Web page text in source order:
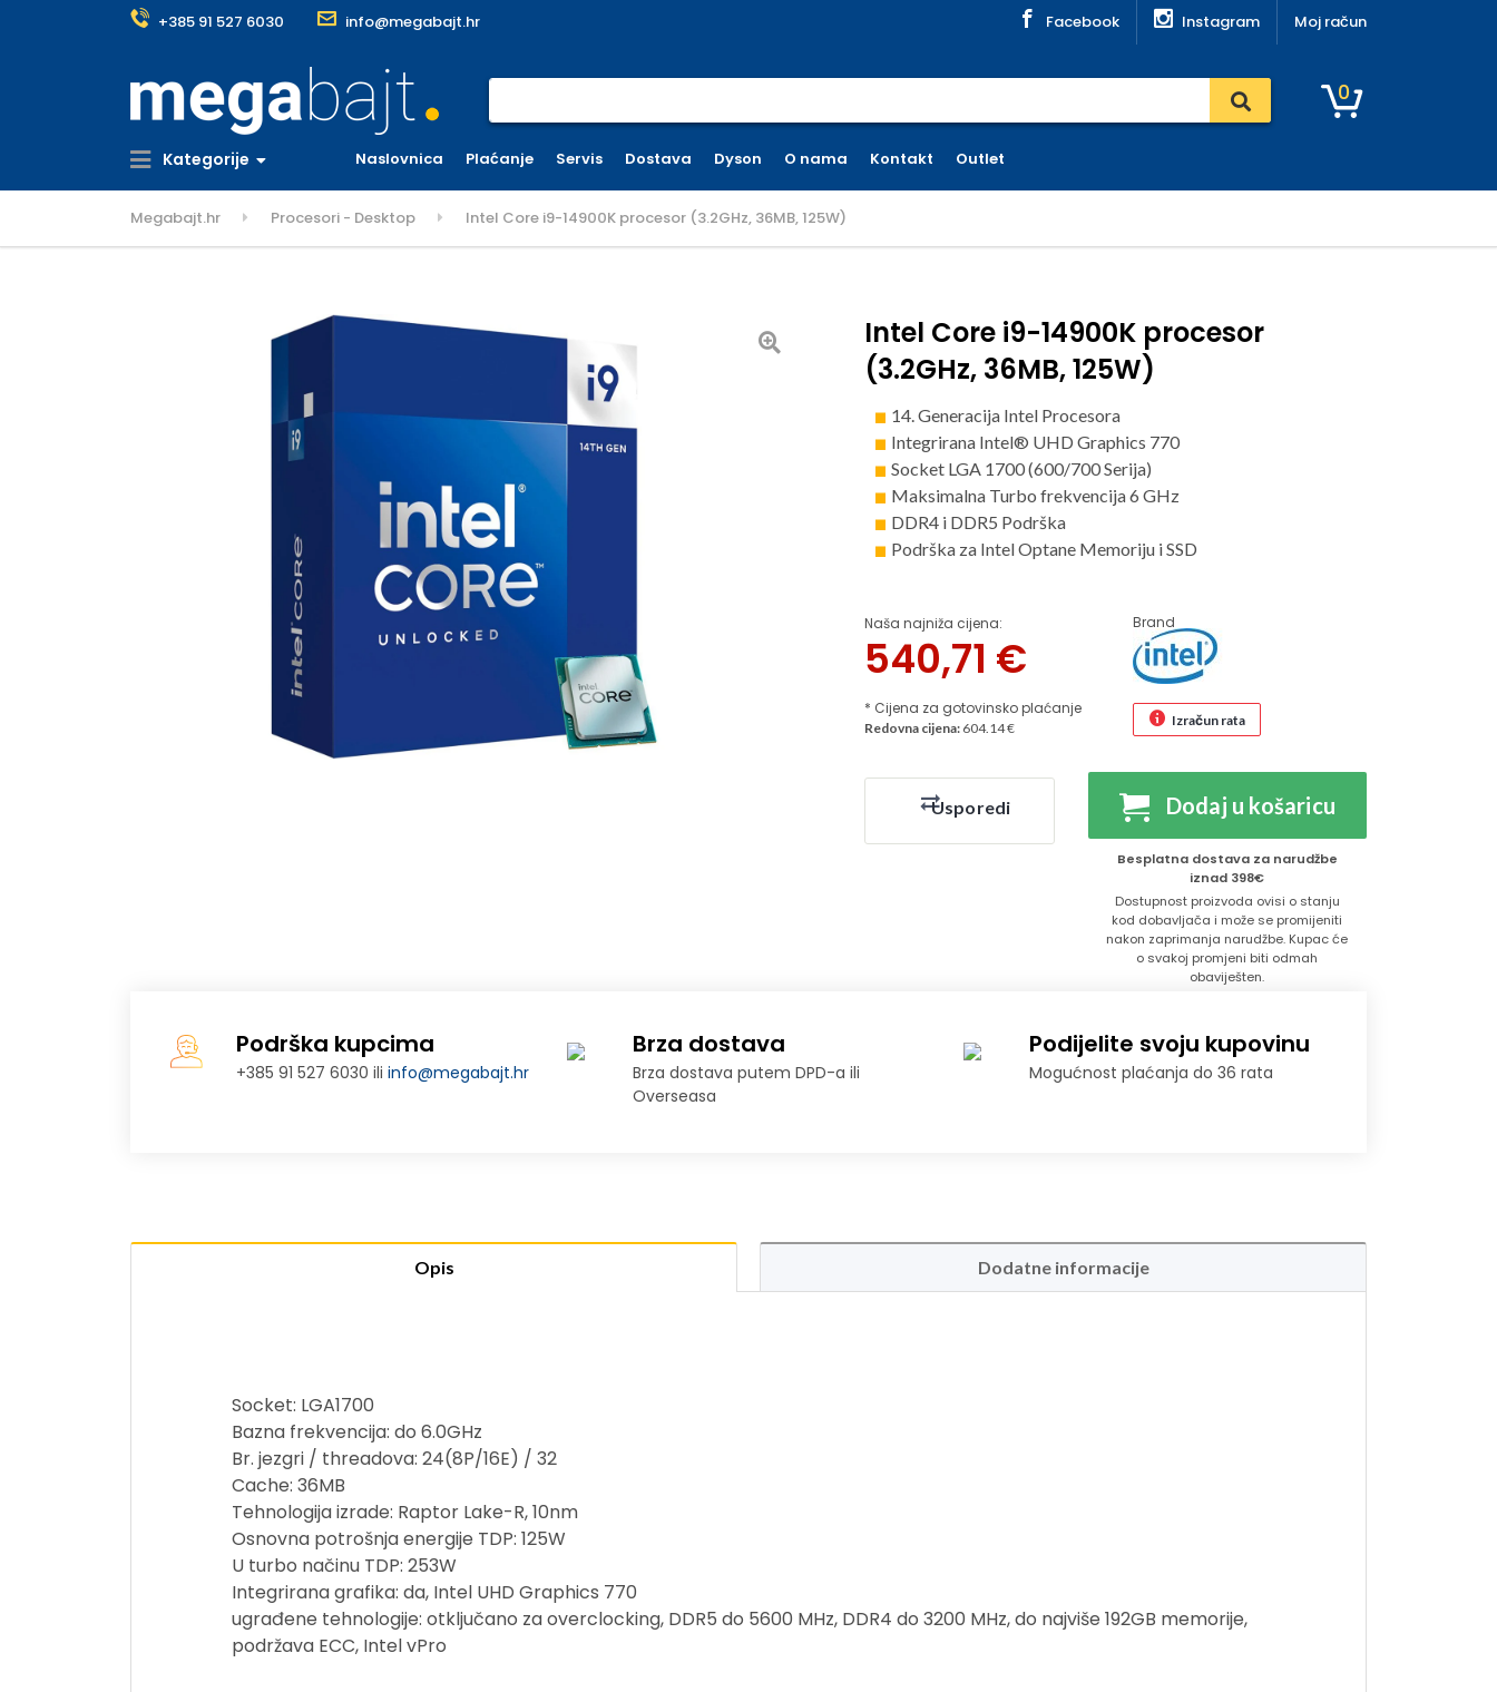
+385 91 527 6030 info@megabajt.hr Facebook Instagram Moj račun
0
Kategorije Naslovnica Plaćanje Servis Dostava Dyson O nama Kontakt Outlet
Megabajt.hr Procesori - Desktop Intel Core i9-14900K procesor (3.2GHz, 36MB, 125W)
Intel Core i9-14900K procesor
(3.2GHz, 36MB, 125W)
14. Generacija Intel Procesora
Integrirana Intel® UHD Graphics 770
Socket LGA 1700 (600/700 Serija)
Maksimalna Turbo frekvencija 6 GHz
DDR4 i DDR5 Podrška
Podrška za Intel Optane Memoriju i SSD
Naša najniža cijena:
540,71 €
* Cijena za gotovinsko plaćanje
Brand
Redovna cijena: 604.14 € Izračun rata
Usporedi Dodaj u košaricu
Besplatna dostava za narudžbe
iznad 398€
Dostupnost proizvoda ovisi o stanju
kod dobavljača i može se promijeniti
nakon zaprimanja narudžbe. Kupac će
o svakoj promjeni biti odmah
obaviješten.
Podrška kupcima
+385 91 527 6030 iliinfo@megabajt.hr
Brza dostava
Brza dostava putem DPD-a ili
Overseasa
Podijelite svoju kupovinu
Mogućnost plaćanja do 36 rata
Opis Dodatne informacije
Socket: LGA1700
Bazna frekvencija: do 6.0GHz
Br. jezgri / threadova: 24(8P/16E) / 32
Cache: 36MB
Tehnologija izrade: Raptor Lake-R, 10nm
Osnovna potrošnja energije TDP: 125W
U turbo načinu TDP: 253W
Integrirana grafika: da, Intel UHD Graphics 770
ugrađene tehnologije: otključano za overclocking, DDR5 do 5600 MHz, DDR4 do 3200 MHz, do najviše 192GB memorije,
podržava ECC, Intel vPro